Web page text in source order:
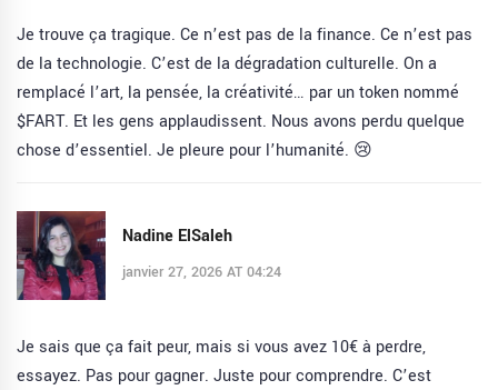
Je trouve ça tragique. Ce n’est pas de la finance. Ce n’est pas
de la technologie. C’est de la dégradation culturelle. On a
remplacé l’art, la pensée, la créativité… par un token nommé
$FART. Et les gens applaudissent. Nous avons perdu quelque
chose d’essentiel. Je pleure pour l’humanité. 😢
Nadine ElSaleh
janvier 27, 2026 AT 04:24
Je sais que ça fait peur, mais si vous avez 10€ à perdre,
essayez. Pas pour gagner. Juste pour comprendre. C’est